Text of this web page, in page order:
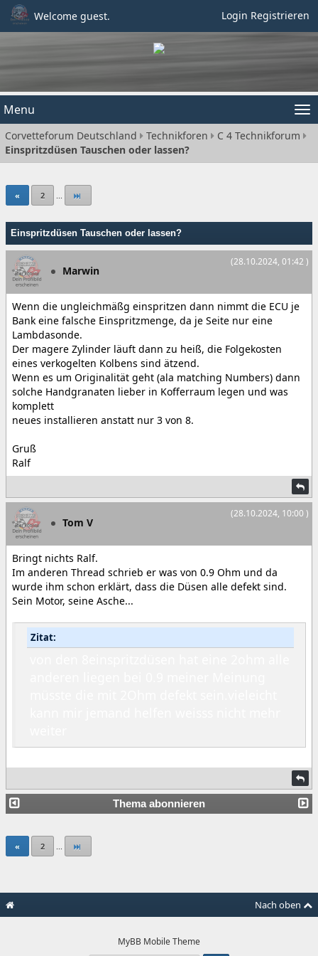
Welcome guest. Login Registrieren
Menu
Corvetteforum Deutschland Technikforen
C 4 Technikforum
Einspritzdüsen Tauschen oder lassen?
« 2 ...
Einspritzdüsen Tauschen oder lassen?
(28.10.2024, 01:42 )
Marwin
Wenn die ungleichmäßg einspritzen dann nimmt die ECU je
Bank eine falsche Einspritzmenge, da je Seite nur eine
Lambdasonde.
Der magere Zylinder läuft dann zu heiß, die Folgekosten
eines verkogelten Kolbens sind ätzend.
Wenn es um Originalität geht (ala matching Numbers) dann
solche Handgranaten lieber in Kofferraum legen und was
komplett
neues installieren anstatt nur 3 von 8.
Gruß
Ralf
(28.10.2024, 10:00 )
Tom V
Bringt nichts Ralf.
Im anderen Thread schrieb er was von 0.9 Ohm und da
wurde ihm schon erklärt, dass die Düsen alle defekt sind.
Sein Motor, seine Asche...
Zitat:
Thema abonnieren
« 2 ...
Nach oben
MyBB Mobile Theme